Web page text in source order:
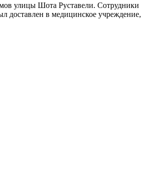
улицы Шота Руставели. Сотрудники
доставлен в медицинское учреждение,